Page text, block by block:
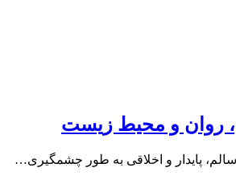
روان و محیط زیست
پایدار و اخلاقی به طور چشمگیری…